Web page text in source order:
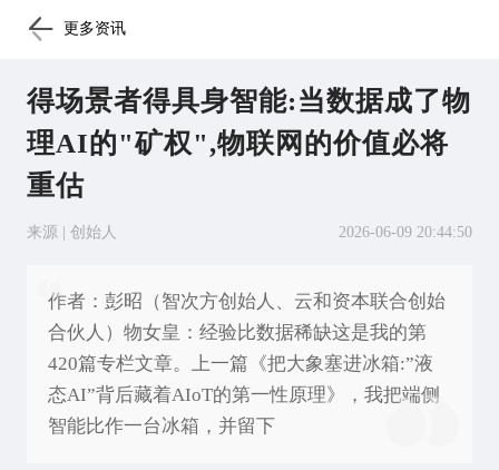
更多资讯
得场景者得具身智能:当数据成了物
理AI的"矿权",物联网的价值必将
重估
来源 | 创始人 2026-06-09 20:44:50
作者：彭昭（智次方创始人、云和资本联合创始
合伙人）物女皇：经验比数据稀缺这是我的第
420篇专栏文章。上一篇《把大象塞进冰箱:”液
态AI”背后藏着AIoT的第一性原理》，我把端侧
智能比作一台冰箱，并留下